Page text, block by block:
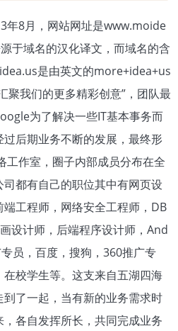
年8月，网站网址是www.moide
于域名的汉化译文，而域名的含
是由英文的more+idea+us
聚我们的更多精彩创意”，团队最
为了解决一些IT基本事务而
后期业务不断的发展，最终形
工作室，圈子内部成员分布在全
都有自己的职位其中有网页设
工程师，网络安全工程师，DB
设计师，后端程序设计师，And
员，百度，搜狗，360推广专
校学生等。这支来自五湖四海
了一起，当有新的业务需求时
各自发挥所长，共同完成业务